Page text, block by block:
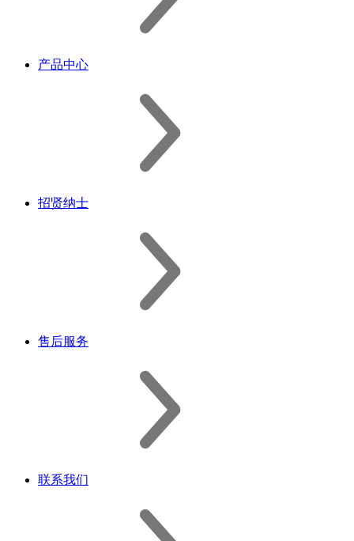
产品中心
招贤纳士
售后服务
联系我们